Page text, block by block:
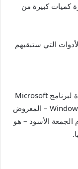
كميات كبيرة من
التي ستبقيهم
حتى 8 ديسمبر، يعتبر هذا الترخيص مدى الحياة لبرنامج Microsoft
Office Professional 2019 لنظام التشغيل Windows – المعروض
ليوم الجمعة الأسود – هو